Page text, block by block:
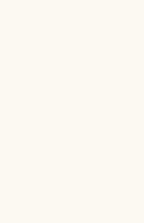
る、世界屈指の名門ゴルフコース
ゴルファーを魅了し続け、その挑戦
れたコンディションで、世界中の
ースレイアウト
的な要素が巧みに織り込まれたコ
ザードと洗練されたグリーンコン
ストエリアは容赦なく、ショット